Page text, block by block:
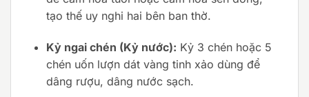
tạo thế uy nghi hai bên ban thờ.
Kỷ ngai chén (Kỷ nước): Kỷ 3 chén hoặc 5
chén uốn lượn dát vàng tinh xảo dùng để
dâng rượu, dâng nước sạch.